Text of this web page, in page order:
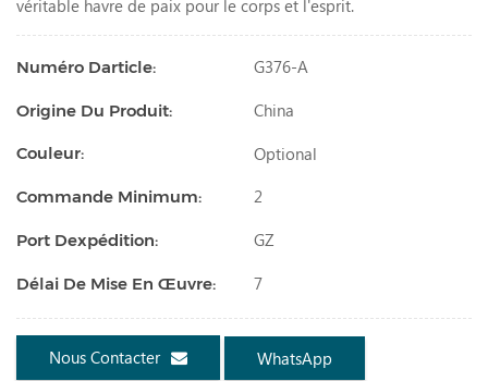
véritable havre de paix pour le corps et l'esprit.
Numéro Darticle: G376-A
Origine Du Produit: China
Couleur: Optional
Commande Minimum: 2
Port Dexpédition: GZ
Délai De Mise En Œuvre: 7
Nous Contacter WhatsApp